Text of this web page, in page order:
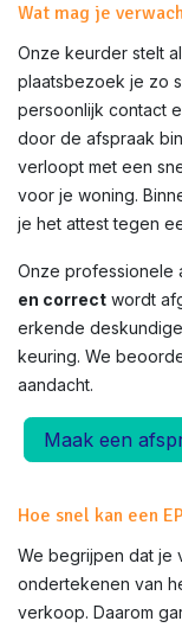
Wat mag je
Onze keurder stelt
plaatsbezoek je zo
persoonlijk contact
door de afspraak
verloopt met een
voor je woning.
je het attest tegen
Onze professionele
en correct wordt
erkende
keuring. We
aandacht.
Maak een
Hoe snel kan een
We begrijpen dat je
ondertekenen van
verkoop. Daarom